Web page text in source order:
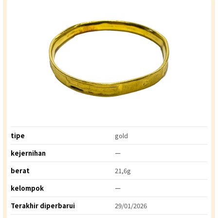
tipe
gold
kejernihan
ー
berat
21,6g
kelompok
ー
Terakhir diperbarui
29/01/2026